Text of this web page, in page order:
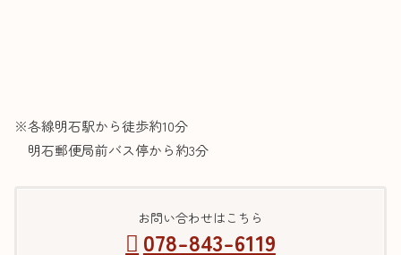
※各線明石駅から徒歩約10分
明石郵便局前バス停から約3分
お問い合わせはこちら
078-843-6119